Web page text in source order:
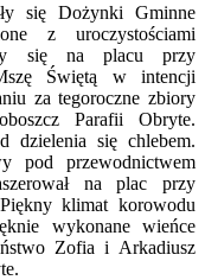
się Dożynki Gminne
z uroczystościami
się na placu przy
Świętą w intencji
za tegoroczne zbiory
Parafii Obryte.
dzielenia się chlebem.
pod przewodnictwem
na plac przy
klimat korowodu
wykonane wieńce
Zofia i Arkadiusz